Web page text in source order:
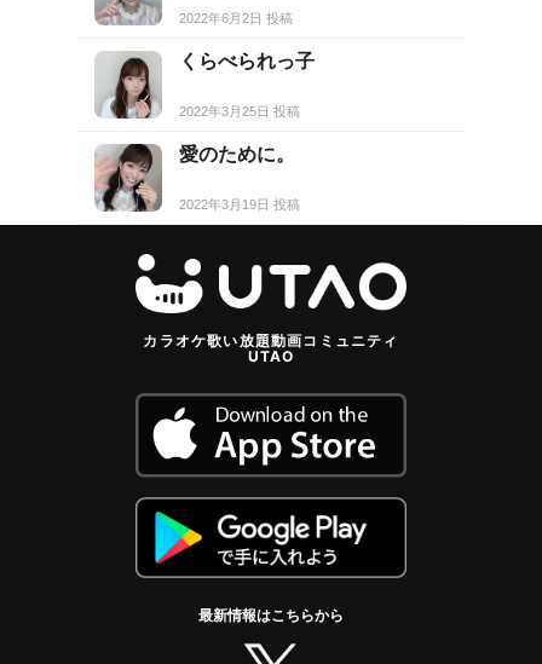
2022年6月2日 投稿
くらべられっ子
2022年3月25日 投稿
愛のために。
2022年3月19日 投稿
カラオケ歌い放題動画コミュニティ
UTAO
最新情報はこちらから